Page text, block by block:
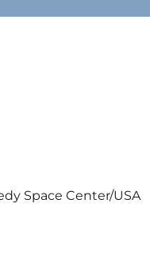
Space Center/USA